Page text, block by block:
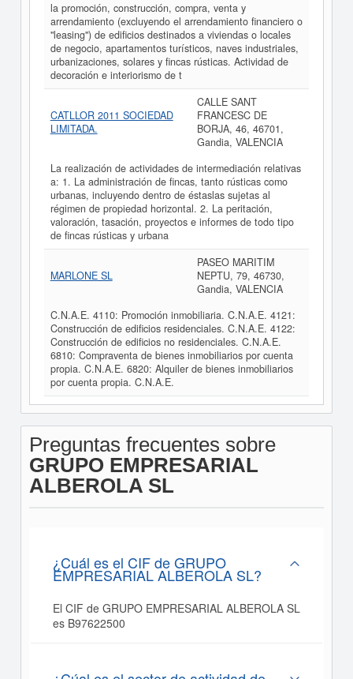
la promoción, construcción, compra, venta y
arrendamiento (excluyendo el arrendamiento financiero o
"leasing") de edificios destinados a viviendas o locales
de negocio, apartamentos turísticos, naves industriales,
urbanizaciones, solares y fincas rústicas. Actividad de
decoración e interiorismo de t
CATLLOR 2011 SOCIEDAD
LIMITADA.
CALLE SANT
FRANCESC DE
BORJA, 46, 46701,
Gandia, VALENCIA
La realización de actividades de intermediación relativas
a: 1. La administración de fincas, tanto rústicas como
urbanas, incluyendo dentro de éstaslas sujetas al
régimen de propiedad horizontal. 2. La peritación,
valoración, tasación, proyectos e informes de todo tipo
de fincas rústicas y urbana
MARLONE SL
PASEO MARITIM
NEPTU, 79, 46730,
Gandia, VALENCIA
C.N.A.E. 4110: Promoción inmobiliaria. C.N.A.E. 4121:
Construcción de edificios residenciales. C.N.A.E. 4122:
Construcción de edificios no residenciales. C.N.A.E.
6810: Compraventa de bienes inmobiliarios por cuenta
propia. C.N.A.E. 6820: Alquiler de bienes inmobiliarios
por cuenta propia. C.N.A.E.
Preguntas frecuentes sobre
GRUPO EMPRESARIAL
ALBEROLA SL
¿Cuál es el CIF de GRUPO
EMPRESARIAL ALBEROLA SL?
El CIF de GRUPO EMPRESARIAL ALBEROLA SL
es B97622500